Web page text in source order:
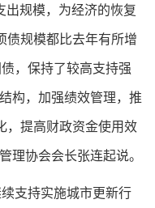
出规模，为经济的恢复
债规模都比去年有所增
，保持了较高支持强
构，加强绩效管理，推
，提高财政资金使用效
理协会会长张连起说。
支持实施城市更新行